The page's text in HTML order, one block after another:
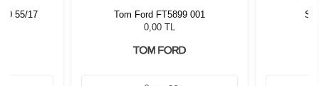
55/17
Tom Ford FT5899 001
0,00 TL